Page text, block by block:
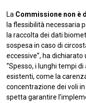
La Commissione non è
la flessibilità necessaria
la raccolta dei dati
sospesa in caso di
eccessive”, ha dichiarato
“Spesso, i lunghi tempi
esistenti, come la
concentrazione dei voli
spetta garantire